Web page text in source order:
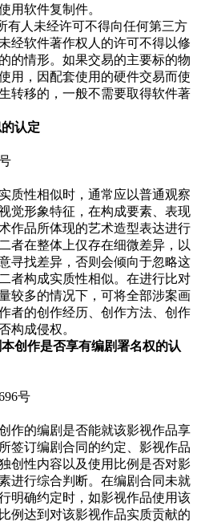
用软件复制件。
人未经许可不得向任何第三方
经软件著作权人的许可不得以修
的情形。如果交易的主要标的物
用，因配套使用的硬件交易而使
转移的，一般不需要取得软件著
认定
性相似时，通常应以普通观察
觉形象特征，在构成要素、表现
作品所体现的艺术造型表达进行
者在整体上仅存在细微差异，以
寻找差异，否则会倾向于忽略这
者构成实质性相似。在进行比对
较多的情况下，可将全部涉案画
者的创作经历、创作方法、创作
构成侵权。
创作是否享有编剧署名权的认
号
的编剧是否能就该影视作品享
签订编剧合同的约定、影视作品
创性内容以及使用比例是否对影
进行综合判断。在编剧合同未就
明确约定时，如影视作品使用该
例达到对该影视作品实质贡献的